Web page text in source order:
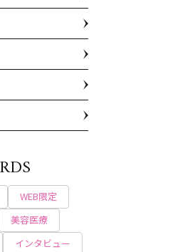
WEB限定
美容医療
インタビュー